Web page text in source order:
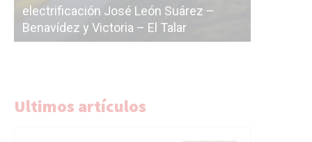
La Ciudad vuelve a postergar la
licitación de la línea F
Ultimos artículos